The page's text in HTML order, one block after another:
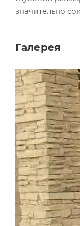
значительно
Галерея